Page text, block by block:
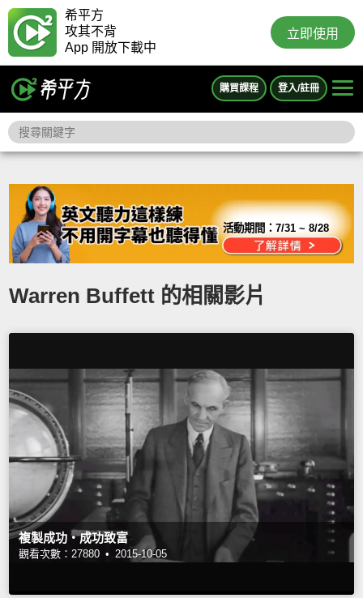
希平方
攻其不背
App 開放下載中
立即使用
購買課程 登入/註冊
活動期間：7/31 ~ 8/28
Warren Buffett 的相關影片
複製成功‧成功致富
觀看次數：27880 • 2015-10-05